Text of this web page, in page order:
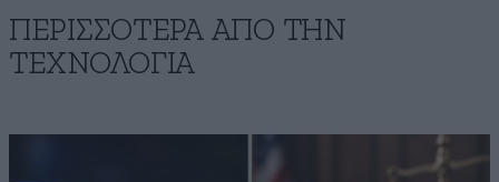
ΠΕΡΙΣΣΟΤΕΡΑ ΑΠΟ ΤΗΝ
ΤΕΧΝΟΛΟΓΙΑ